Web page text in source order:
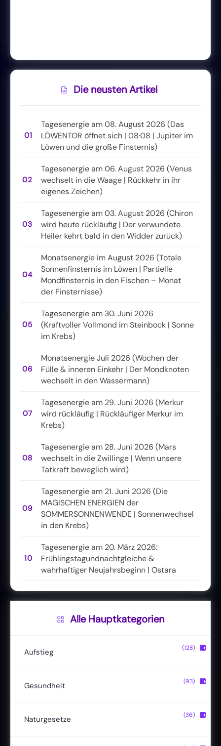
Die neusten Artikel
01
Tagesenergie am 08. August 2026 (Das
LÖWENTOR öffnet sich | 08·08 | Jupiter im
Löwen und die große Finsternis)
02
Tagesenergie am 06. August 2026 (Venus
wechselt in die Waage | Rückkehr in ihr
eigenes Zeichen)
03
Tagesenergie am 03. August 2026 (Chiron
wird heute rückläufig | Der verwundete
Heiler kehrt bald in den Widder zurück)
04
Monatsenergie im August 2026 (Totale
Sonnenfinsternis im Löwen | Partielle
Mondfinsternis in den Fischen – Monat
der Finsternisse)
05
Tagesenergie am 30. Juni 2026
(Kraftvoller Vollmond im Steinbock | Sonne
im Krebs)
06
Monatsenergie Juli 2026 (Wochen der
Fülle & inneren Einkehr | Der Mondknoten
wechselt in den Wassermann)
07
Tagesenergie am 29. Juni 2026 (Merkur
wird rückläufig | Rückläufiger Merkur im
Krebs)
08
Tagesenergie am 28. Juni 2026 (Mars
wechselt in die Zwillinge | Wenn unsere
Tatkraft beweglich wird)
09
Tagesenergie am 21. Juni 2026 (Die
MAGISCHEN ENERGIEN der
SOMMERSONNENWENDE | Sonnenwechsel
in den Krebs)
10
Tagesenergie am 20. März 2026:
Frühlingstagundnachtgleiche &
wahrhaftiger Neujahrsbeginn | Ostara
Alle Hauptkategorien
Aufstieg
Christusbewusstsein (20)
(11)
(22)
(128) ▶
Gesundheit
Entgiftung (13)
(93) ▶
Naturgesetze (36) ▶